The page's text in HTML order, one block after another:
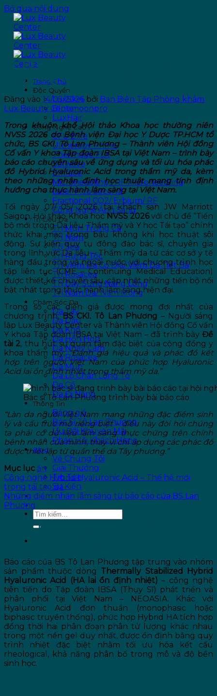
Bỏ qua nội dung
Trang Chủ
Độc Quyền
LuxSkin
Bluemoonpro
LuxHair
Công Nghệ Cao
CFU Èlife
Ultherapy Prime
Thermage FLX
Sofwave
Emface
Microneedling / RF Microneedling
Laser Pico Second
Fractional CO2/ Erbium/ RF
Công Nghệ Ánh Sáng
Trị Liệu Da
Trị Mụn Trứng Cá
Trị Nám
Trị Sẹo
Trị Rụng Tóc
Trị Viêm Da Cơ Địa/ Viêm Da Tiết Bã
Trị Rosacea
Trị Dày Sừng Nang Lông
Trị Nấm Da/ Nấm Móng
Chăm Sóc Da
Da Tay
Da Dầu
Da Khô
Da Hỗn Hợp
Da Nhạy Cảm
Da Rosacea
Da Mụn
Da Lỗ Chân Lông To
Da Cổ
Da Đi Nắng
Thông Tin
Bảng giá
Bác Sĩ Tô Lan Phương
Ưu Đãi Khuyến Mãi
Phản Hồi Khách Hàng
Blog
Về Chúng Tôi
Giải Thưởng
Tin Tức
Sự Kiện
ƯU ĐÃI
Dr.Tô Lan Phương Báo Cáo Về Trẻ
Hoá Tầng Mỡ Tại NVSS 2026
Đăng vào 14/05/2026 bởi Ban Biên Tập Phòng khám
Lux Beauty Center
Trong khuôn khổ Hội thảo Khoa học thường niên
NVSS 2026 do Bệnh viện Đại học Y Dược TP.HCM tổ
chức, BS CKI. Tô Lan Phương – Thành viên Hội đồng
Cố vấn Y khoa Tập đoàn IBSA tại Việt Nam – trình bày
báo cáo chuyên sâu về ứng dụng và tối ưu hóa phác
đồ Hybrid Hyaluronic Acid trong thẩm mỹ da, kèm
theo những nhận định học thuật mang tính định
hướng cho thực hành lâm sàng tại Việt Nam.
Tối ngày 07/ 05/ 2026, tại khách sạn JW Marriott
Saigon, Hội thảo Khoa họcNVSS 2026với chủ đề “Tiến
bộ mới trong Da liễu Thẩm mỹ và Y học Tái tạo” chính
thức khai mạc trong bầu không khí học thuật sôi
động. Sự kiện quy tụ đông đảo bác sĩ, chuyên gia
trong lĩnh vực Da liễu – Thẩm mỹ da từ các cơ sở y tế
hàng đầu trong và ngoài nước, với chương trình học
tập liên tục (CME – Continuing Medical Education)
được thiết kế chuyên sâu, cập nhật những tiến bộ nổi
bật nhất trong thực hành lâm sàng hiện đại.
Trong số các diễn giả được mong đợi nhất của
chương trình,BS CKI. Tô Lan Phương – Người sáng
lập Lux Beauty Center và Thành viên Hội đồng Cố vấn
Y khoa Tập đoàn IBSA tại Việt Nam – đã trình bày Đề
tài 2, thu hút sự quan tâm đặc biệt của cộng đồng y
khoa thẩm mỹ:“Đánh giá hiệu quả và phác đồ kết
hợp trên người Việt Nam của phức hợp Hyaluronic
Acid lai ổn định nhiệt trong thẩm mỹ da.”
Bác sĩ Tô Lan Phương trình bày bài báo cáo
“Làn da người Việt Nam mang những đặc điểm sinh
lý và cấu trúc mô riêng biệt – điều này đòi hỏi chúng
ta phải có dữ liệu lâm sàng thực chứng trên chính
bệnh nhân của mình, thay vì chỉ áp dụng các phác đồ
được thiết lập từ quần thể da Tây phương.”
Mục lục ẩn
Công nghệ Hybrid Hyaluronic Acid – Thế hệ mới
trong tái tạo da
Những điểm nhấn lâm sàng từ báo cáo của BS Lan
Phương
Công nghệ Hybrid Hyaluronic Acid –
Thế hệ mới trong tái tạo da
Báo cáo của BS Tô Lan Phương tập trung vào nhóm
sản phẩm thuộc dòng Thermally Stabilized Hybrid
Hyaluronic Acid (HA lai ổn định nhiệt) – công nghệ
tiên tiến do Tập đoàn IBSA (Thụy Sĩ) phát triển và
phân phối tại Việt Nam – NEOASIA. Khác với
Hyaluronic Acid đơn thuần (monophasic hoặc
biphasic truyền thống), phức hợp Hybrid HA tích hợp
đồng thời hai phân đoạn phân tử lượng khác nhau
trong một nền gel duy nhất, được ổn định bằng quy
trình nhiệt đặc biệt nhằm tối ưu hóa kết cấu
rheological, khả năng phân bố trong mô và độ bền
sinh học.